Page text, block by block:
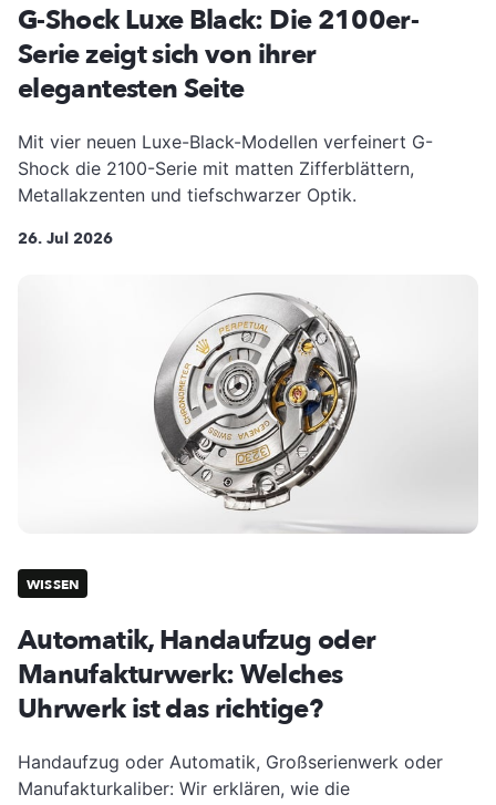
G-Shock Luxe Black: Die 2100er-
Serie zeigt sich von ihrer
elegantesten Seite
Mit vier neuen Luxe-Black-Modellen verfeinert G-
Shock die 2100-Serie mit matten Zifferblättern,
Metallakzenten und tiefschwarzer Optik.
26. Jul 2026
WISSEN
Automatik, Handaufzug oder
Manufakturwerk: Welches
Uhrwerk ist das richtige?
Handaufzug oder Automatik, Großserienwerk oder
Manufakturkaliber: Wir erklären, wie die